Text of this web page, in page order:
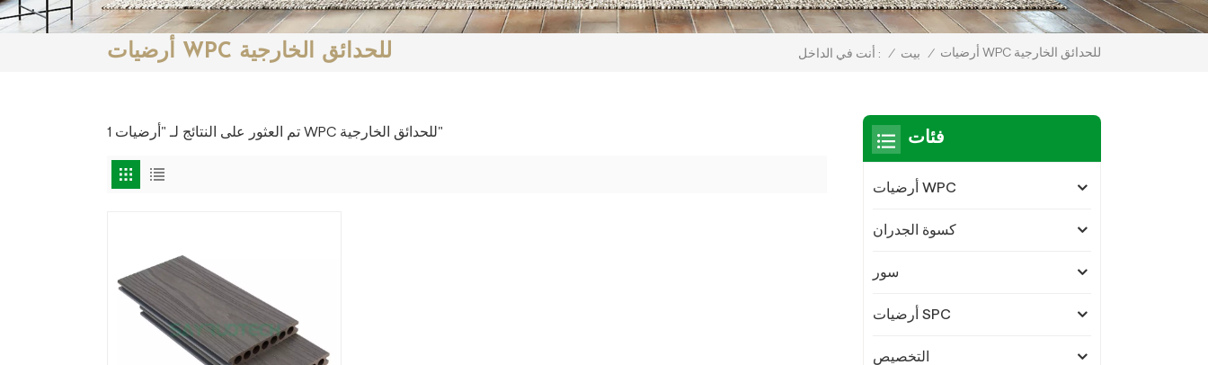
أرضيات WPC للحدائق الخارجية أنت في الداخل : / بيت / أرضيات WPC للحدائق الخارجية
1 تم العثور على النتائج لـ "أرضيات WPC للحدائق الخارجية" فئات
أرضيات WPC
كسوة الجدران
سور
أرضيات SPC
التخصيص